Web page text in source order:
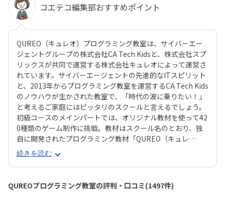
コエテコ編集部おすすめポイント
QUREO（キュレオ）プログラミング教室は、サイバーエー
ジェントグループの株式会社CA Tech Kidsと、株式会社スプ
リックスが共同で運営する株式会社キュレオによって運営さ
れています。サイバーエージェントの先進的なITスピリット
と、2013年からプログラミング教室を運営するCA Tech Kids
のノウハウが生かされた教室で、「時代の波に乗りたい！」
と考えるご家庭にはピッタリのスクールと言えるでしょう。
初級コースのメインパートでは、オリジナル教材を使って42
0種類のゲーム制作に挑戦。教材はスクール名のとおり、独
自に開発されたプログラミング教材「QUREO（キュレ
オ）」です。スマホゲームのような感覚でサクサク進められ
るのに、本格的な内容が学べるのが魅力。子どもにとっても
「やらされている感」がないので、楽しくゲームをクリアし
ていくようなペースでどんどん学習を進めていけます。教材
のデザイン性も高く、実際にスマホゲーム開発で使用されて
続きを読む
QUREOプログラミング教室の評判・口コミ(1497件)